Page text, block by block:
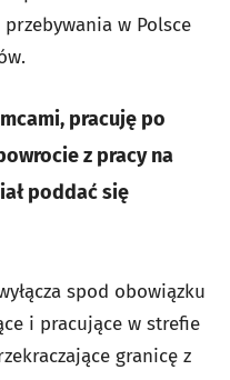
w Polsce
pracuję po
z pracy na
poddać się
spod obowiązku
i pracujące w strefie
granicę z